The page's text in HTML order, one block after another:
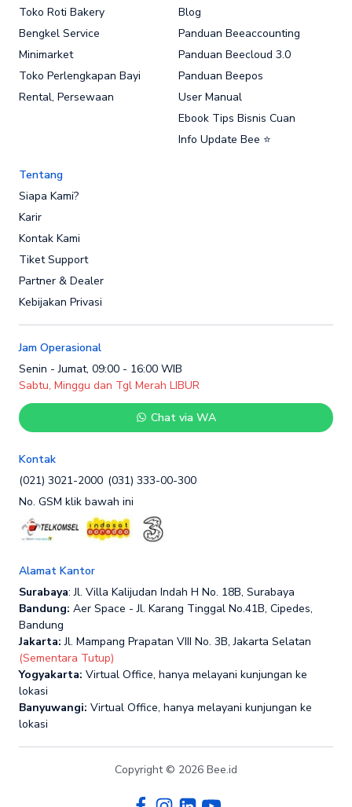
Toko Roti Bakery
Bengkel Service
Minimarket
Toko Perlengkapan Bayi
Rental, Persewaan
Blog
Panduan Beeaccounting
Panduan Beecloud 3.0
Panduan Beepos
User Manual
Ebook Tips Bisnis Cuan
Info Update Bee ⭐
Tentang
Siapa Kami?
Karir
Kontak Kami
Tiket Support
Partner & Dealer
Kebijakan Privasi
Jam Operasional
Senin - Jumat, 09:00 - 16:00 WIB
Sabtu, Minggu dan Tgl Merah LIBUR
Chat via WA
Kontak
(021) 3021-2000 (031) 333-00-300
No. GSM klik bawah ini
Alamat Kantor
Surabaya: Jl. Villa Kalijudan Indah H No. 18B, Surabaya
Bandung: Aer Space - Jl. Karang Tinggal No.41B, Cipedes,
Bandung
Jakarta: Jl. Mampang Prapatan VIII No. 3B, Jakarta Selatan
(Sementara Tutup)
Yogyakarta: Virtual Office, hanya melayani kunjungan ke
lokasi
Banyuwangi: Virtual Office, hanya melayani kunjungan ke
lokasi
Copyright © 2026 Bee.id